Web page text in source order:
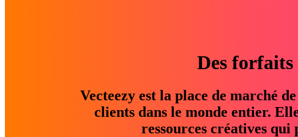
Des
Vecteezy est la place de marché
clients dans le monde entier.
ressources créatives